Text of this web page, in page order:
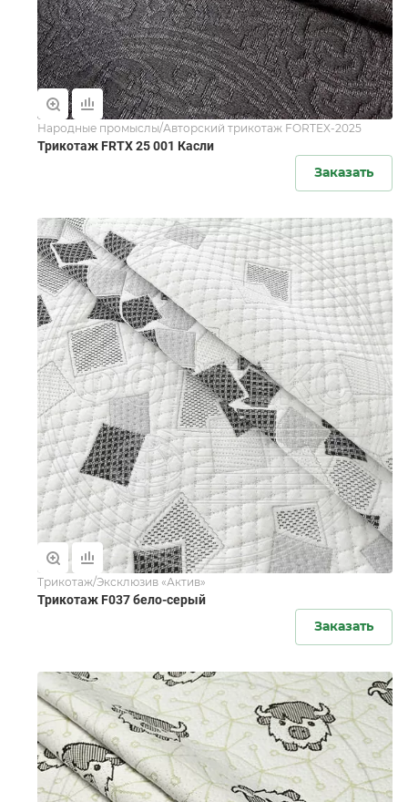
Народные промыслы/Авторский трикотаж FORTEX-2025
Трикотаж FRTX 25 001 Касли
Заказать
Трикотаж/Эксклюзив «Актив»
Трикотаж F037 бело-серый
Заказать